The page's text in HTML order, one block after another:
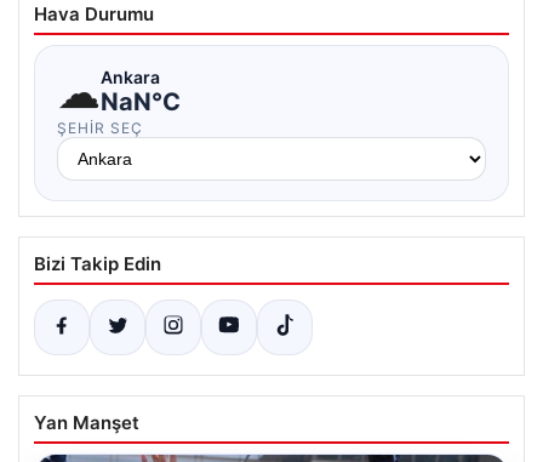
Hava Durumu
☁Ankara
NaN°C
ŞEHIR SEÇ
Bizi Takip Edin
Yan Manşet